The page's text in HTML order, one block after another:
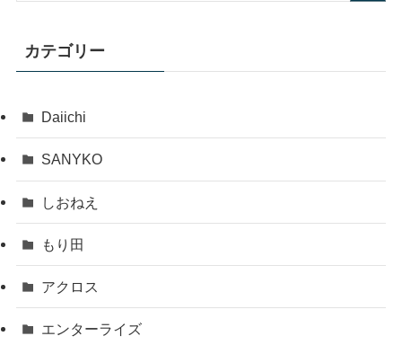
カテゴリー
Daiichi
SANYKO
しおねえ
もり田
アクロス
エンターライズ